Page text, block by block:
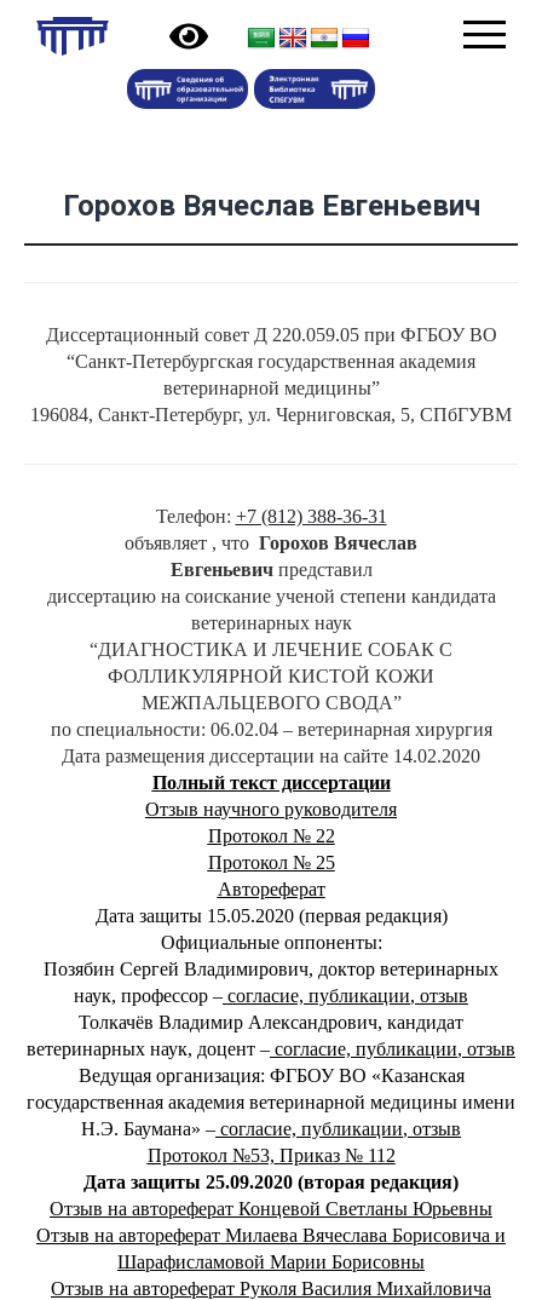
Горохов Вячеслав Евгеньевич
Диссертационный совет Д 220.059.05 при ФГБОУ ВО
“Санкт-Петербургская государственная академия
ветеринарной медицины”
196084, Санкт-Петербург, ул. Черниговская, 5, СПбГУВМ
Телефон: +7 (812) 388-36-31
объявляет , что Горохов Вячеслав
Евгеньевич представил
диссертацию на соискание ученой степени кандидата
ветеринарных наук
“ДИАГНОСТИКА И ЛЕЧЕНИЕ СОБАК С
ФОЛЛИКУЛЯРНОЙ КИСТОЙ КОЖИ
МЕЖПАЛЬЦЕВОГО СВОДА”
по специальности: 06.02.04 – ветеринарная хирургия
Дата размещения диссертации на сайте 14.02.2020
Полный текст диссертации
Отзыв научного руководителя
Протокол № 22
Протокол № 25
Автореферат
Дата защиты 15.05.2020 (первая редакция)
Официальные оппоненты:
Позябин Сергей Владимирович, доктор ветеринарных
наук, профессор – согласие, публикации, отзыв
Толкачёв Владимир Александрович, кандидат
ветеринарных наук, доцент – согласие, публикации, отзыв
Ведущая организация: ФГБОУ ВО «Казанская
государственная академия ветеринарной медицины имени
Н.Э. Баумана» – согласие, публикации, отзыв
Протокол №53, Приказ № 112
Дата защиты 25.09.2020 (вторая редакция)
Отзыв на автореферат Концевой Светланы Юрьевны
Отзыв на автореферат Милаева Вячеслава Борисовича и
Шарафисламовой Марии Борисовны
Отзыв на автореферат Руколя Василия Михайловича